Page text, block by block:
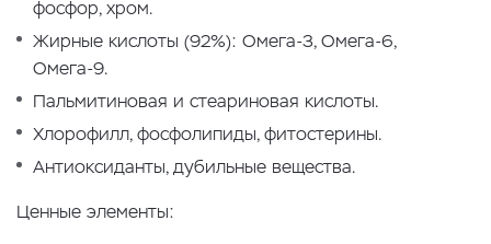
фосфор, хром.
Жирные кислоты (92%): Омега-3, Омега-6,
Омега-9.
Пальмитиновая и стеариновая кислоты.
Хлорофилл, фосфолипиды, фитостерины.
Антиоксиданты, дубильные вещества.
Ценные элементы: